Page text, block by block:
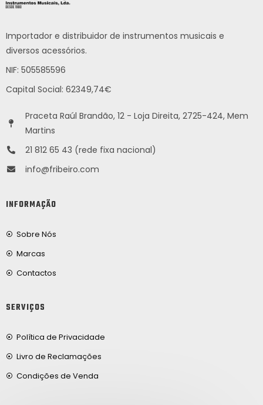
Importador e distribuidor de instrumentos musicais e
diversos acessórios.
NIF: 505585596
Capital Social: 62349,74€
Praceta Raúl Brandão, 12 - Loja Direita, 2725-424, Mem
Martins
21 812 65 43 (rede fixa nacional)
info@fribeiro.com
INFORMAÇÃO
Sobre Nós
Marcas
Contactos
SERVIÇOS
Política de Privacidade
Livro de Reclamações
Condições de Venda